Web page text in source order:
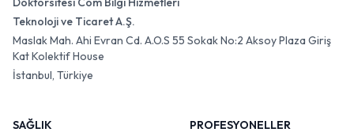
Teknoloji ve Ticaret A.Ş.
Maslak Mah. Ahi Evran Cd. A.O.S 55 Sokak No:2 Aksoy Plaza Giriş
Kat Kolektif House
İstanbul, Türkiye
SAĞLIK
PROFESYONELLER